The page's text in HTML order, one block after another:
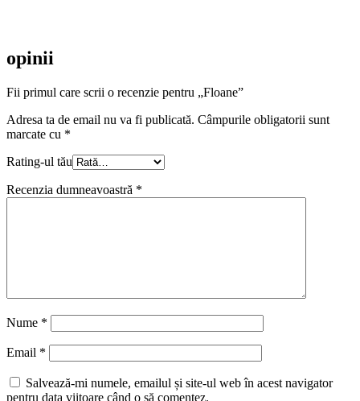
opinii
Fii primul care scrii o recenzie pentru „Floane”
Adresa ta de email nu va fi publicată. Câmpurile obligatorii sunt
marcate cu *
Rating-ul tău
Recenzia dumneavoastră *
Nume *
Email *
Salvează-mi numele, emailul și site-ul web în acest navigator
pentru data viitoare când o să comentez.